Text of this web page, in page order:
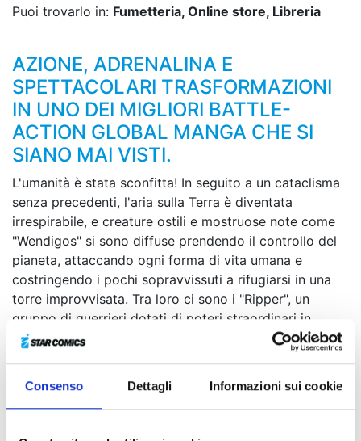
Consenso Dettagli Informazioni sui cookie
Puoi trovarlo in: Fumetteria, Online store, Libreria
AZIONE, ADRENALINA E
SPETTACOLARI TRASFORMAZIONI
IN UNO DEI MIGLIORI BATTLE-
ACTION GLOBAL MANGA CHE SI
SIANO MAI VISTI.
L'umanità è stata sconfitta! In seguito a un cataclisma
senza precedenti, l'aria sulla Terra è diventata
irrespirabile, e creature ostili e mostruose note come
"Wendigos" si sono diffuse prendendo il controllo del
pianeta, attaccando ogni forma di vita umana e
costringendo i pochi sopravvissuti a rifugiarsi in una
torre improvvisata. Tra loro ci sono i "Ripper", un
gruppo di guerrieri dotati di poteri straordinari in
grado di fronteggiare i Wendigos. Durante una
missione di ricognizione, una unità di Ripper si imbatte
forza sovrumana che sembra essersi adattato al nuovo
strana maschera dalla provenienza misteriosa…